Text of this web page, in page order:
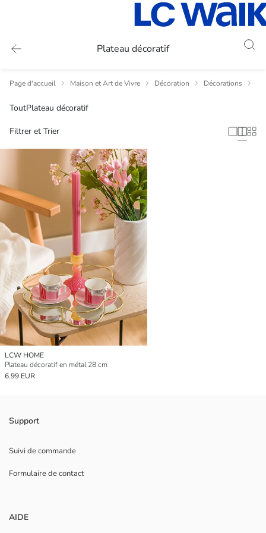
Plateau décoratif
Page d'accueil Maison et Art de Vivre Décoration Décorations
ToutPlateau décoratif
Filtrer et Trier
LCW HOME
Plateau décoratif en métal 28 cm
6.99 EUR
Support
Suivi de commande
Formulaire de contact
AIDE